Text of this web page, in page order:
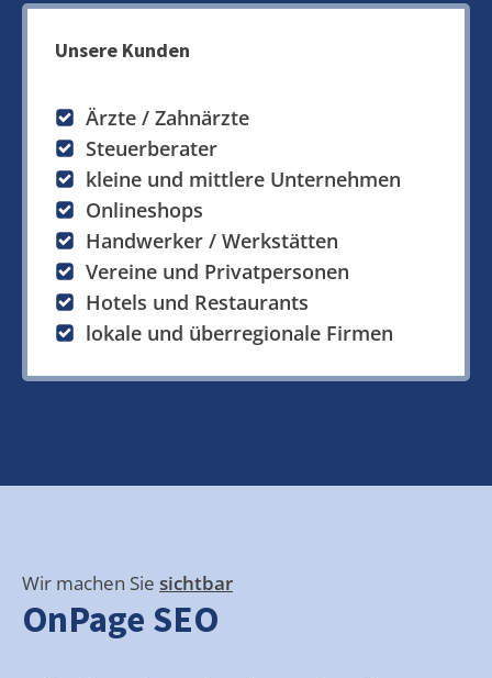
Unsere Kunden
Ärzte / Zahnärzte
Steuerberater
kleine und mittlere Unternehmen
Onlineshops
Handwerker / Werkstätten
Vereine und Privatpersonen
Hotels und Restaurants
lokale und überregionale Firmen
Wir machen Sie sichtbar
OnPage SEO